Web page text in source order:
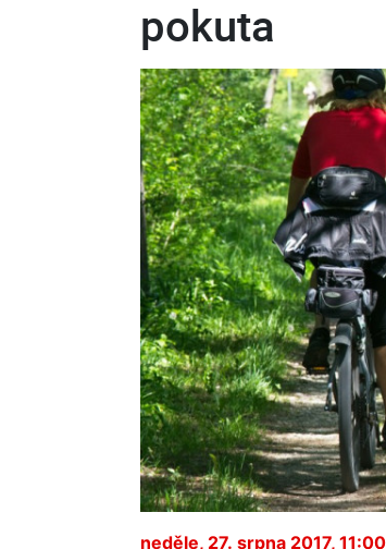
pokuta
neděle, 27. srpna 2017, 11:00